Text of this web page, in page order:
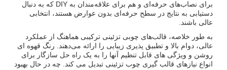
برای نصاب‌های حرفه‌ای و هم برای علاقه‌مندان به DIY که به دنبال
دستیابی به نتایج در سطح حرفه‌ای بدون عوارض هستند، انتخابی
عالی باشند.
به طور خلاصه، قالب‌های چوبی تزئینی ترکیبی هماهنگ از عملکرد
عالی، دوام بالا و تطبیق پذیری زیبایی را ارائه می‌دهند. رنگ قهوه ای
روشن و ویژگی های قابل تنظیم آنها را به یک راه حل سازگار برای
انواع نیازهای قالب گیری چوب تزئینی تبدیل می کند. چه در حال بهبود